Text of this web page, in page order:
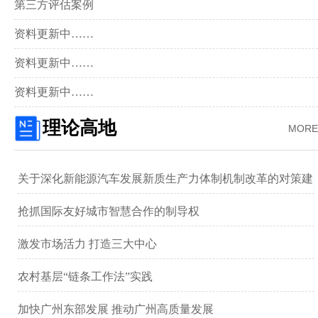
第三方评估案例
资料更新中……
资料更新中……
资料更新中……
MORE
理论高地
关于深化新能源汽车发展新质生产力体制机制改革的对策建
议 ——以广汽集团为例
抢抓国际友好城市智慧合作的制导权
激发市场活力 打造三大中心
农村基层“链条工作法”实践
加快广州东部发展 推动广州高质量发展